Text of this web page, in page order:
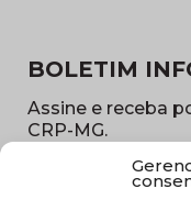
BOLETIM
Assine e receba
CRP-MG.